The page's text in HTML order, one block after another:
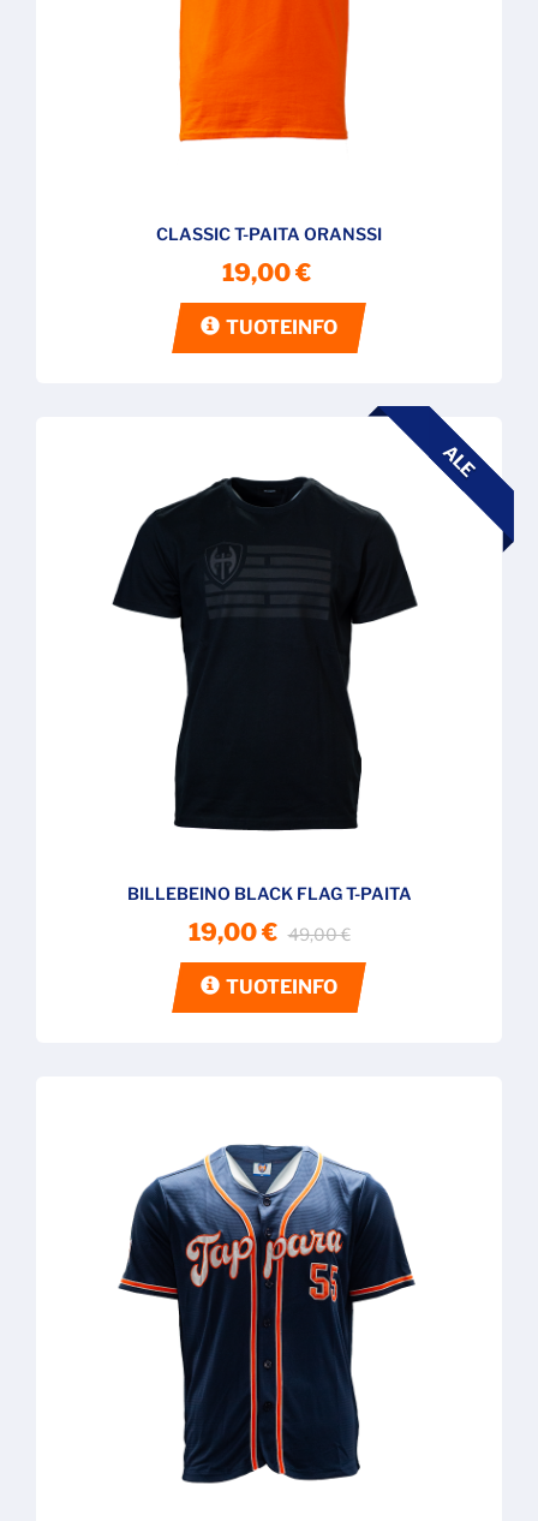
CLASSIC T-PAITA ORANSSI
19,00 €
TUOTEINFO
ALE
BILLEBEINO BLACK FLAG T-PAITA
19,00 € 49,00 €
TUOTEINFO